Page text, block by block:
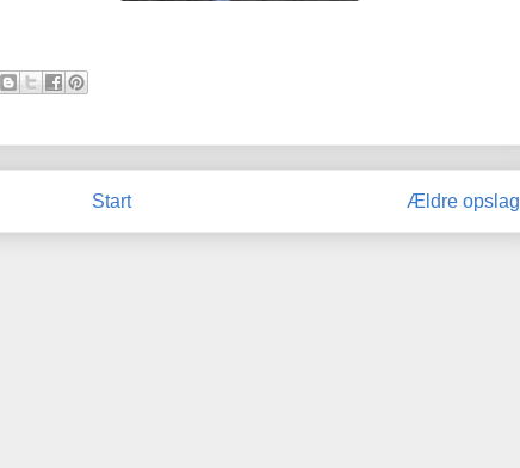
Ældre opslag
Start